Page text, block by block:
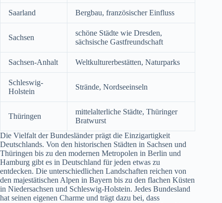
Saarland Bergbau, französischer Einfluss
Sachsen
schöne Städte wie Dresden,
sächsische Gastfreundschaft
Sachsen-Anhalt Weltkulturerbestätten, Naturparks
Schleswig-
Holstein
Strände, Nordseeinseln
Thüringen
mittelalterliche Städte, Thüringer
Bratwurst
Die Vielfalt der Bundesländer prägt die Einzigartigkeit
Deutschlands. Von den historischen Städten in Sachsen und
Thüringen bis zu den modernen Metropolen in Berlin und
Hamburg gibt es in Deutschland für jeden etwas zu
entdecken. Die unterschiedlichen Landschaften reichen von
den majestätischen Alpen in Bayern bis zu den flachen Küsten
in Niedersachsen und Schleswig-Holstein. Jedes Bundesland
hat seinen eigenen Charme und trägt dazu bei, dass